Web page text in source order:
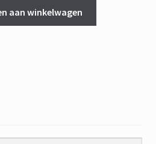
aan winkelwagen